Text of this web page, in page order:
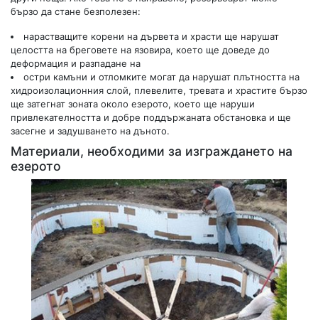
бързо да стане безполезен:
нарастващите корени на дървета и храсти ще нарушат
целостта на бреговете на язовира, което ще доведе до
деформация и разпадане на
остри камъни и отломките могат да нарушат плътността на
хидроизолационния слой, плевелите, тревата и храстите бързо
ще затегнат зоната около езерото, което ще наруши
привлекателността и добре поддържаната обстановка и ще
засегне и задушването на дъното.
Материали, необходими за изграждането на
езерото